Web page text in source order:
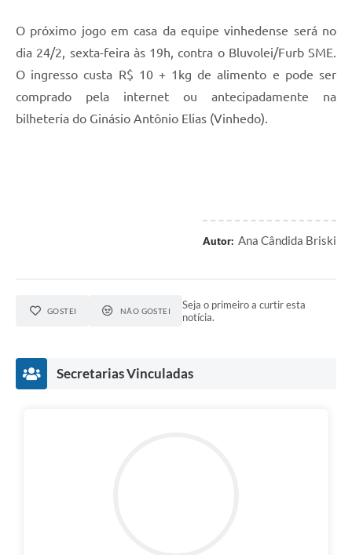
O próximo jogo em casa da equipe vinhedense será no
dia 24/2, sexta-feira às 19h, contra o Bluvolei/Furb SME.
O ingresso custa R$ 10 + 1kg de alimento e pode ser
comprado pela internet ou antecipadamente na
bilheteria do Ginásio Antônio Elias (Vinhedo).
Autor: Ana Cândida Briski
GOSTEI NÃO GOSTEI
Seja o primeiro a curtir esta
notícia.
Secretarias Vinculadas